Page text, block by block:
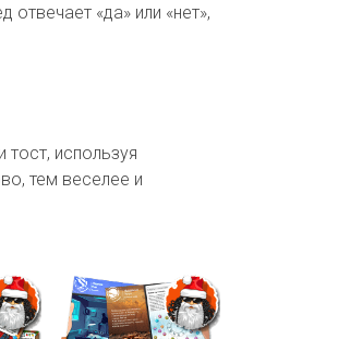
«да» или «нет»,
используя
тем веселее и